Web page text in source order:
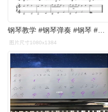
图片尺寸1080x1384